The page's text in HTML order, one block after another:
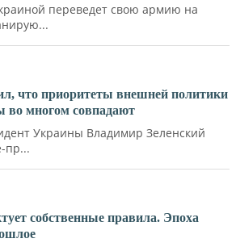
переведет свою армию на
что приоритеты внешней политики
многом совпадают
Украины Владимир Зеленский
пр...
собственные правила. Эпоха